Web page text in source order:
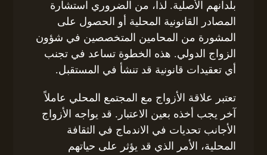
بلدانهم الأصلية. لذا، من الضروري استشارة
المصادر القانونية المحلية أو الحصول على
المشورة من المحامين المتخصصين في شؤون
الزواج الدولي. هذه الخطوة تساعد في تجنب
أي تعقيدات قانونية قد تنشأ في المستقبل.
تعتبر علاقة الأزواج مع المجتمع المحلي عاملاً
آخر يجب أخذه بعين الاعتبار. قد يواجه الأزواج
الأجانب تحديات في الاندماج في الثقافة
المحلية، الأمر الذي قد يؤثر على حياتهم